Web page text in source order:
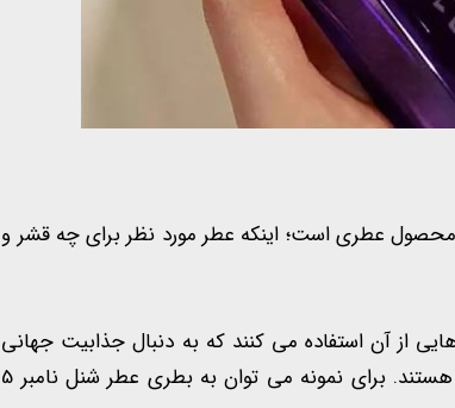
محصول عطری است؛ اینکه عطر مورد نظر برای چه قشر و
از آن استفاده می کنند که به دنبال جذابیت جهانی
هستند. مخاطبین این بطری ها اغلب افراد بالغ و غیر ریسک پذیر هستند. برای نمونه می توان به بطری عطر شنل نامبر 5